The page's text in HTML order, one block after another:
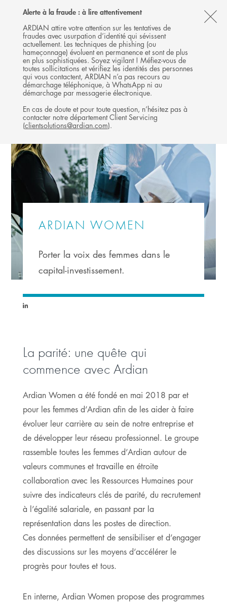
Alerte à la fraude : à lire attentivement
ARDIAN attire votre attention sur les tentatives de
fraudes avec usurpation d’identité qui sévissent
actuellement. Les techniques de phishing (ou
hameçonnage) évoluent en permanence et sont de plus
en plus sophistiquées. Soyez vigilant ! Méfiez-vous de
toutes sollicitations et vérifiez les identités des personnes
qui vous contactent, ARDIAN n’a pas recours au
démarchage téléphonique, à WhatsApp ni au
démarchage par messagerie électronique.
En cas de doute et pour toute question, n’hésitez pas à
contacter notre département Client Servicing
(clientsolutions@ardian.com).
Follow
Ardian
on
X
Follow
Ardian
on
LinkedIn
Follow
Ardian
on
YouTube
Ardian
on
Jobs
on
LinkedIn
MENU
ARDIAN WOMEN
Porter la voix des femmes dans le
capital-investissement.
La parité: une quête qui
commence avec Ardian
Ardian Women a été fondé en mai 2018 par et
pour les femmes d’Ardian afin de les aider à faire
évoluer leur carrière au sein de notre entreprise et
de développer leur réseau professionnel. Le groupe
rassemble toutes les femmes d’Ardian autour de
valeurs communes et travaille en étroite
collaboration avec les Ressources Humaines pour
suivre des indicateurs clés de parité, du recrutement
à l’égalité salariale, en passant par la
représentation dans les postes de direction.
Ces données permettent de sensibiliser et d’engager
des discussions sur les moyens d’accélérer le
progrès pour toutes et tous.
En interne, Ardian Women propose des programmes